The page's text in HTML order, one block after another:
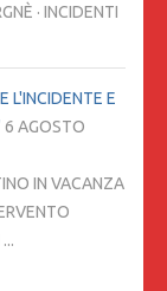
· INCIDENTI
L'INCIDENTE E
6 AGOSTO
IN VACANZA